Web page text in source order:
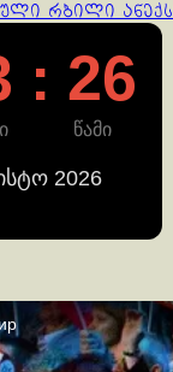
რბილი
: 27
წამი
2026